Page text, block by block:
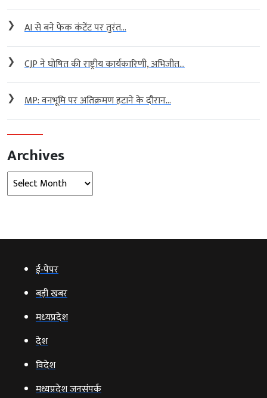
❯ AI से बने फेक कंटेंट पर तुरंत...
❯ CJP ने घोषित की राष्ट्रीय कार्यकारिणी, अभिजीत...
❯ MP: वनभूमि पर अतिक्रमण हटाने के दौरान...
Archives
Archives
ई‑पेपर
बड़ी खबर
मध्‍यप्रदेश
देश
विदेश
मध्यप्रदेश जनसंपर्क